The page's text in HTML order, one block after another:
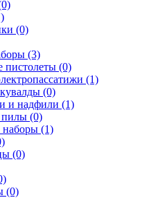
(0)
(3)
(0)
(1)
(0)
и надфили (1)
(0)
наборы (1)
(0)
(0)